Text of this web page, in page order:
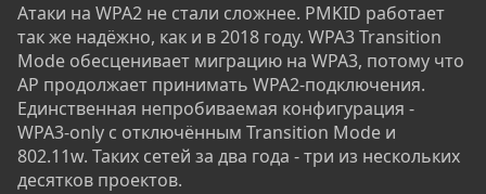
Атаки на WPA2 не стали сложнее. PMKID работает
так же надёжно, как и в 2018 году. WPA3 Transition
Mode обесценивает миграцию на WPA3, потому что
AP продолжает принимать WPA2-подключения.
Единственная непробиваемая конфигурация -
WPA3-only с отключённым Transition Mode и
802.11w. Таких сетей за два года - три из нескольких
десятков проектов.